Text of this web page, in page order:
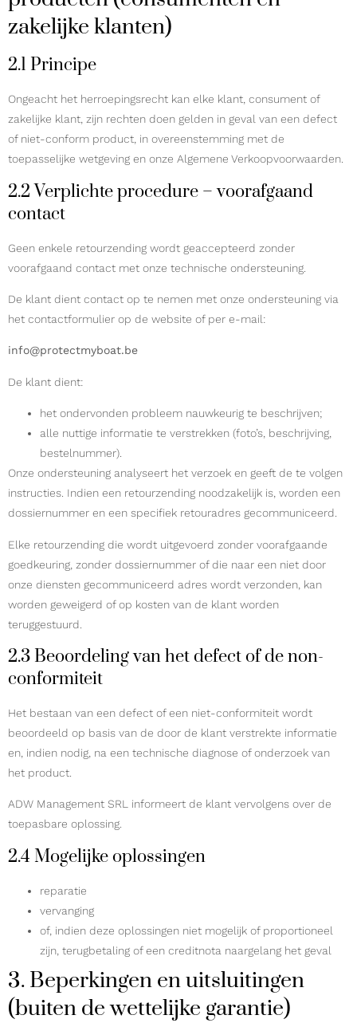
zakelijke klanten)
2.1 Principe
Ongeacht het herroepingsrecht kan elke klant, consument of
zakelijke klant, zijn rechten doen gelden in geval van een defect
of niet-conform product, in overeenstemming met de
toepasselijke wetgeving en onze Algemene Verkoopvoorwaarden.
2.2 Verplichte procedure – voorafgaand
contact
Geen enkele retourzending wordt geaccepteerd zonder
voorafgaand contact met onze technische ondersteuning.
De klant dient contact op te nemen met onze ondersteuning via
het contactformulier op de website of per e-mail:
info@protectmyboat.be
De klant dient:
het ondervonden probleem nauwkeurig te beschrijven;
alle nuttige informatie te verstrekken (foto’s, beschrijving,
bestelnummer).
Onze ondersteuning analyseert het verzoek en geeft de te volgen
instructies. Indien een retourzending noodzakelijk is, worden een
dossiernummer en een specifiek retouradres gecommuniceerd.
Elke retourzending die wordt uitgevoerd zonder voorafgaande
goedkeuring, zonder dossiernummer of die naar een niet door
onze diensten gecommuniceerd adres wordt verzonden, kan
worden geweigerd of op kosten van de klant worden
teruggestuurd.
2.3 Beoordeling van het defect of de non-
conformiteit
Het bestaan van een defect of een niet-conformiteit wordt
beoordeeld op basis van de door de klant verstrekte informatie
en, indien nodig, na een technische diagnose of onderzoek van
het product.
ADW Management SRL informeert de klant vervolgens over de
toepasbare oplossing.
2.4 Mogelijke oplossingen
reparatie
vervanging
of, indien deze oplossingen niet mogelijk of proportioneel
zijn, terugbetaling of een creditnota naargelang het geval
3. Beperkingen en uitsluitingen
(buiten de wettelijke garantie)